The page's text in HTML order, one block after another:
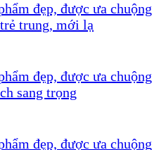
đẹp, được ưa chuộng
trung, mới lạ
đẹp, được ưa chuộng
sang trọng
đẹp, được ưa chuộng